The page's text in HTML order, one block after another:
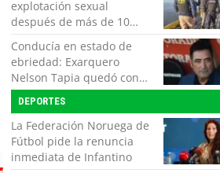
explotación sexual
después de más de 10
horas de navegación en la
zona austral
Conducía en estado de
ebriedad: Exarquero
Nelson Tapia quedó con
lesiones graves tras
accidente vehicular
DEPORTES
La Federación Noruega de
Fútbol pide la renuncia
inmediata de Infantino